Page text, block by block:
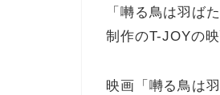
「囀る鳥は羽ば
制作のT-JOYの映
映画「囀る鳥は